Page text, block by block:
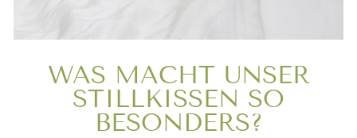
WAS MACHT UNSER
STILLKISSEN SO
BESONDERS?